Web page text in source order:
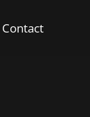
Contact